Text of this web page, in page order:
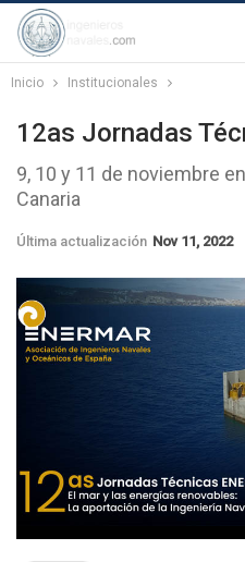
Inicio Institucionales
12as Jornadas
9, 10 y 11 de noviembre
Canaria
Última actualización Nov 11, 2022